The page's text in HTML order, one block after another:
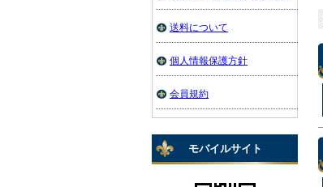
送料について
個人情報保護方針
会員規約
モバイルサイト